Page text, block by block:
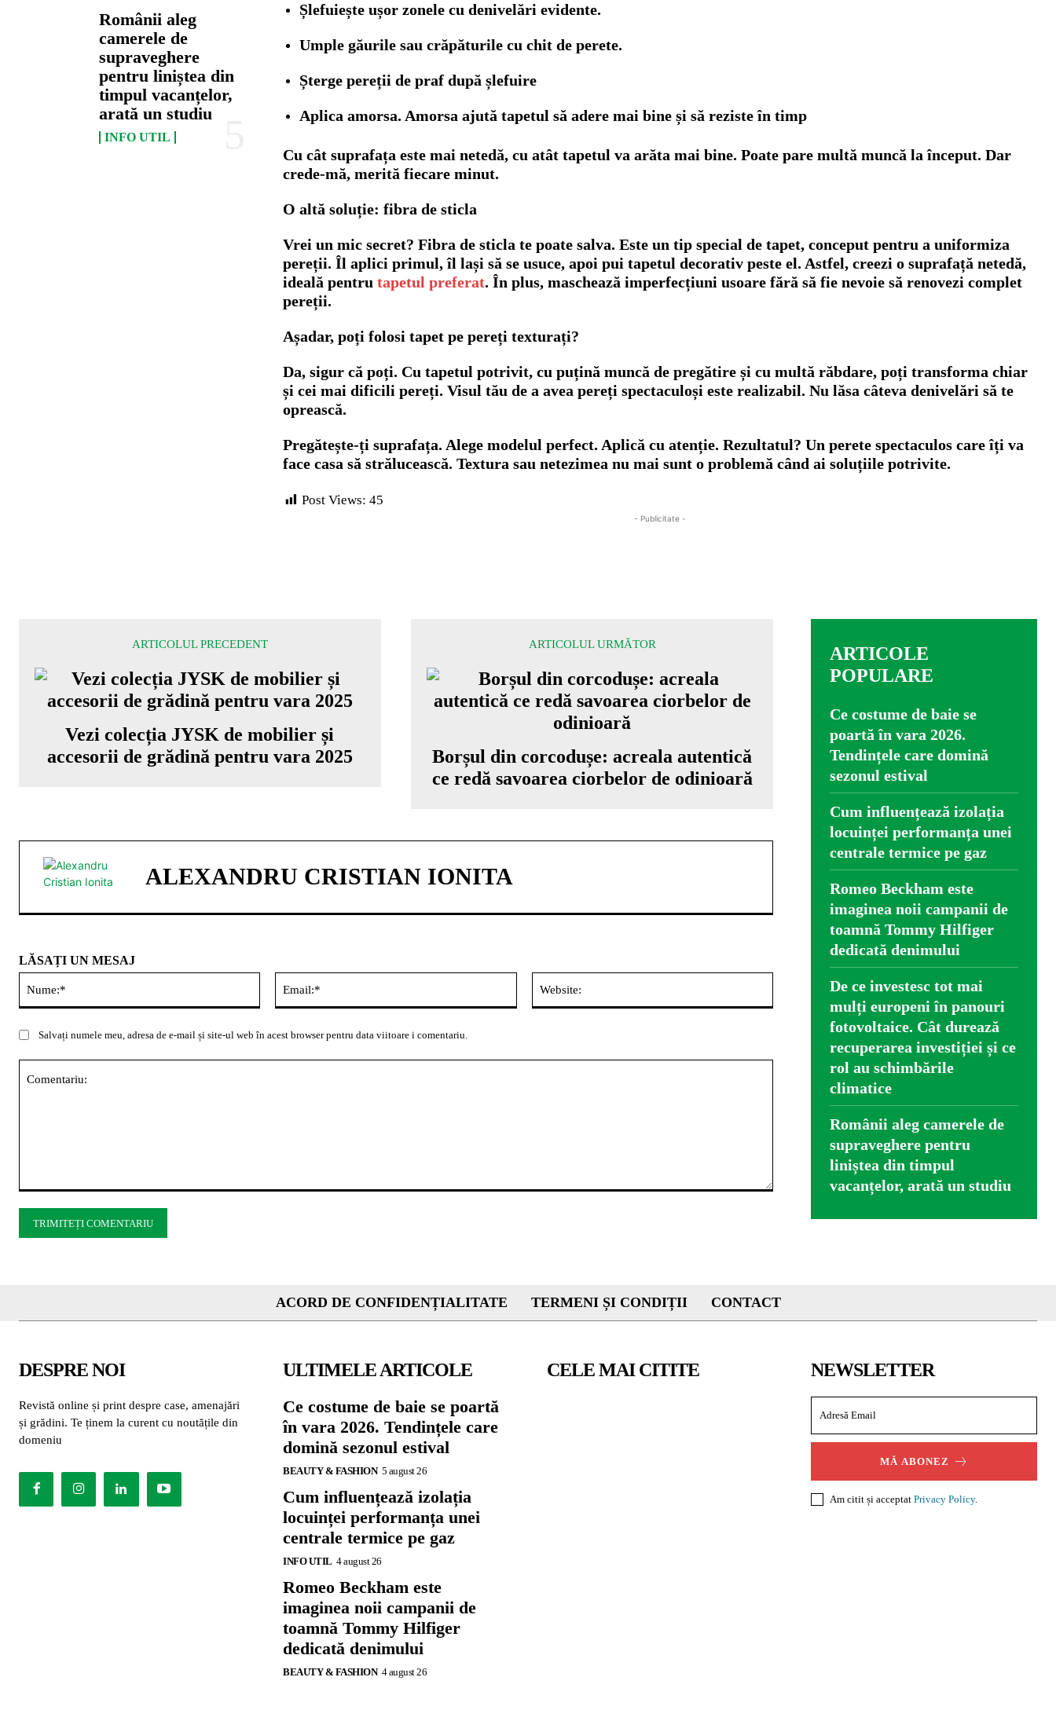
Românii aleg
camerele de
supraveghere
pentru liniștea din
timpul vacanțelor,
arată un studiu
INFO UTIL
Șlefuiește ușor zonele cu denivelări evidente.
Umple găurile sau crăpăturile cu chit de perete.
Șterge pereții de praf după șlefuire
Aplica amorsa. Amorsa ajută tapetul să adere mai bine și să reziste în timp
Cu cât suprafața este mai netedă, cu atât tapetul va arăta mai bine. Poate pare multă muncă la început. Dar
crede-mă, merită fiecare minut.
O altă soluție: fibra de sticla
Vrei un mic secret? Fibra de sticla te poate salva. Este un tip special de tapet, conceput pentru a uniformiza
pereții. Îl aplici primul, îl lași să se usuce, apoi pui tapetul decorativ peste el. Astfel, creezi o suprafață netedă,
ideală pentru tapetul preferat. În plus, maschează imperfecțiuni usoare fără să fie nevoie să renovezi complet
pereții.
Așadar, poți folosi tapet pe pereți texturați?
Da, sigur că poți. Cu tapetul potrivit, cu puțină muncă de pregătire și cu multă răbdare, poți transforma chiar
și cei mai dificili pereți. Visul tău de a avea pereți spectaculoși este realizabil. Nu lăsa câteva denivelări să te
oprească.
Pregătește-ți suprafața. Alege modelul perfect. Aplică cu atenție. Rezultatul? Un perete spectaculos care îți va
face casa să strălucească. Textura sau netezimea nu mai sunt o problemă când ai soluțiile potrivite.
Post Views: 45
- Publicitate -
ARTICOLUL PRECEDENT
Vezi colecția JYSK de mobilier și
accesorii de grădină pentru vara 2025
ARTICOLUL URMĂTOR
Borșul din corcodușe: acreala autentică
ce redă savoarea ciorbelor de odinioară
ALEXANDRU CRISTIAN IONITA
LĂSAȚI UN MESAJ
Salvați numele meu, adresa de e-mail și site-ul web în acest browser pentru data viitoare i comentariu.
ARTICOLE
POPULARE
Ce costume de baie se
poartă în vara 2026.
Tendințele care domină
sezonul estival
Cum influențează izolația
locuinței performanța unei
centrale termice pe gaz
Romeo Beckham este
imaginea noii campanii de
toamnă Tommy Hilfiger
dedicată denimului
De ce investesc tot mai
mulți europeni în panouri
fotovoltaice. Cât durează
recuperarea investiției și ce
rol au schimbările
climatice
Românii aleg camerele de
supraveghere pentru
liniștea din timpul
vacanțelor, arată un studiu
ACORD DE CONFIDENȚIALITATE TERMENI ȘI CONDIȚII CONTACT
DESPRE NOI
Revistă online și print despre case, amenajări
și grădini. Te ținem la curent cu noutățile din
domeniu
ULTIMELE ARTICOLE
Ce costume de baie se poartă
în vara 2026. Tendințele care
domină sezonul estival
BEAUTY & FASHION 5 august 26
Cum influențează izolația
locuinței performanța unei
centrale termice pe gaz
INFO UTIL 4 august 26
Romeo Beckham este
imaginea noii campanii de
toamnă Tommy Hilfiger
dedicată denimului
BEAUTY & FASHION 4 august 26
CELE MAI CITITE NEWSLETTER
MĂ ABONEZ
Am citit și acceptat Privacy Policy.